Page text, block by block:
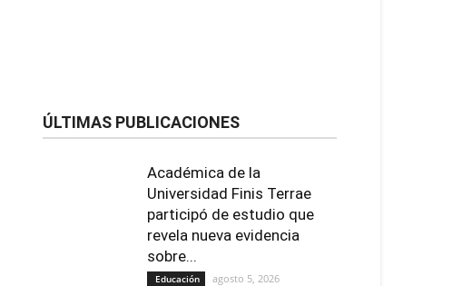
ÚLTIMAS PUBLICACIONES
Académica de la
Universidad Finis Terrae
participó de estudio que
revela nueva evidencia
sobre...
Educación agosto 5, 2026